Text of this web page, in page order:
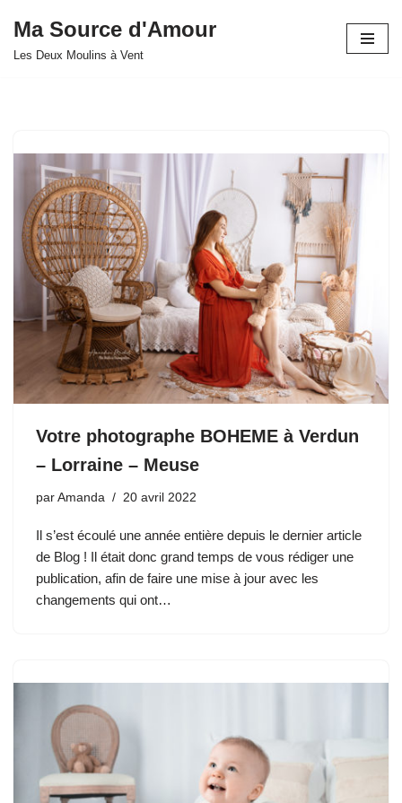
Aller
Ma Source d'Amour
Les Deux Moulins à Vent
Votre photographe BOHEME à Verdun
– Lorraine – Meuse
par Amanda 20 avril 2022
Il s’est écoulé une année entière depuis le dernier article
de Blog ! Il était donc grand temps de vous rédiger une
publication, afin de faire une mise à jour avec les
changements qui ont…